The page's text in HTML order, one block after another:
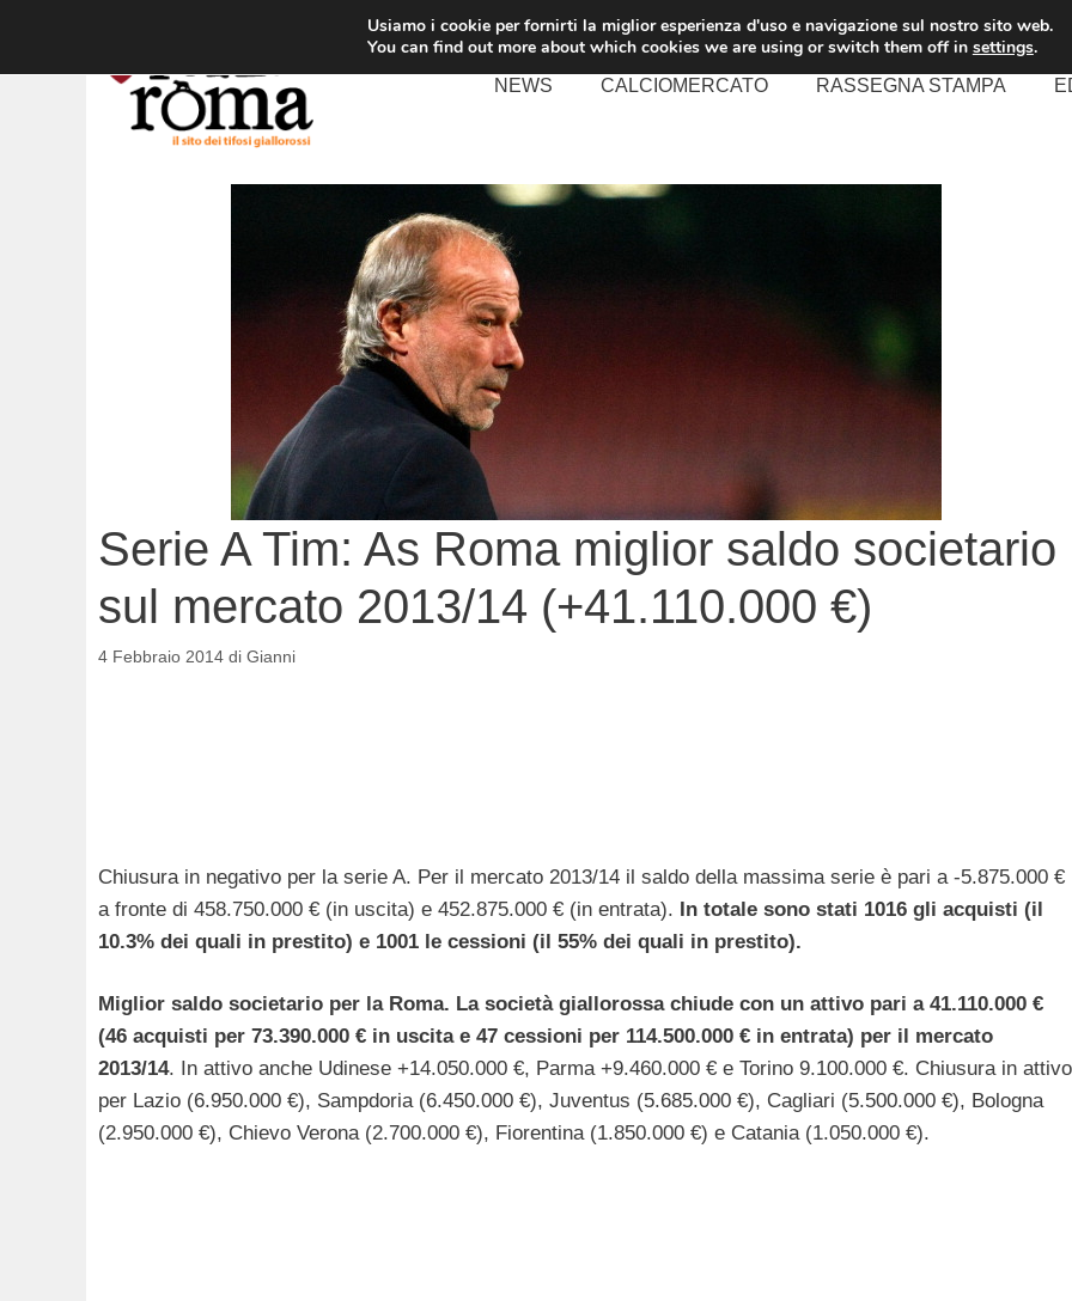
contenuto
NEWS CALCIOMERCATO RASSEGNA STAMPA
Serie A Tim: As Roma miglior saldo societario
sul mercato 2013/14 (+41.110.000 €)
4 Febbraio 2014 di Gianni
Chiusura in negativo per la serie A. Per il mercato 2013/14 il saldo della massima serie è pari a -5.875.000 €
a fronte di 458.750.000 € (in uscita) e 452.875.000 € (in entrata). In totale sono stati 1016 gli acquisti (il
10.3% dei quali in prestito) e 1001 le cessioni (il 55% dei quali in prestito).
Miglior saldo societario per la Roma. La società giallorossa chiude con un attivo pari a 41.110.000 €
(46 acquisti per 73.390.000 € in uscita e 47 cessioni per 114.500.000 € in entrata) per il mercato
2013/14. In attivo anche Udinese +14.050.000 €, Parma +9.460.000 € e Torino 9.100.000 €. Chiusura in attivo
per Lazio (6.950.000 €), Sampdoria (6.450.000 €), Juventus (5.685.000 €), Cagliari (5.500.000 €), Bologna
(2.950.000 €), Chievo Verona (2.700.000 €), Fiorentina (1.850.000 €) e Catania (1.050.000 €).
Usiamo i cookie per fornirti la miglior esperienza d'uso e navigazione sul nostro sito web.
You can find out more about which cookies we are using or switch them off in settings.